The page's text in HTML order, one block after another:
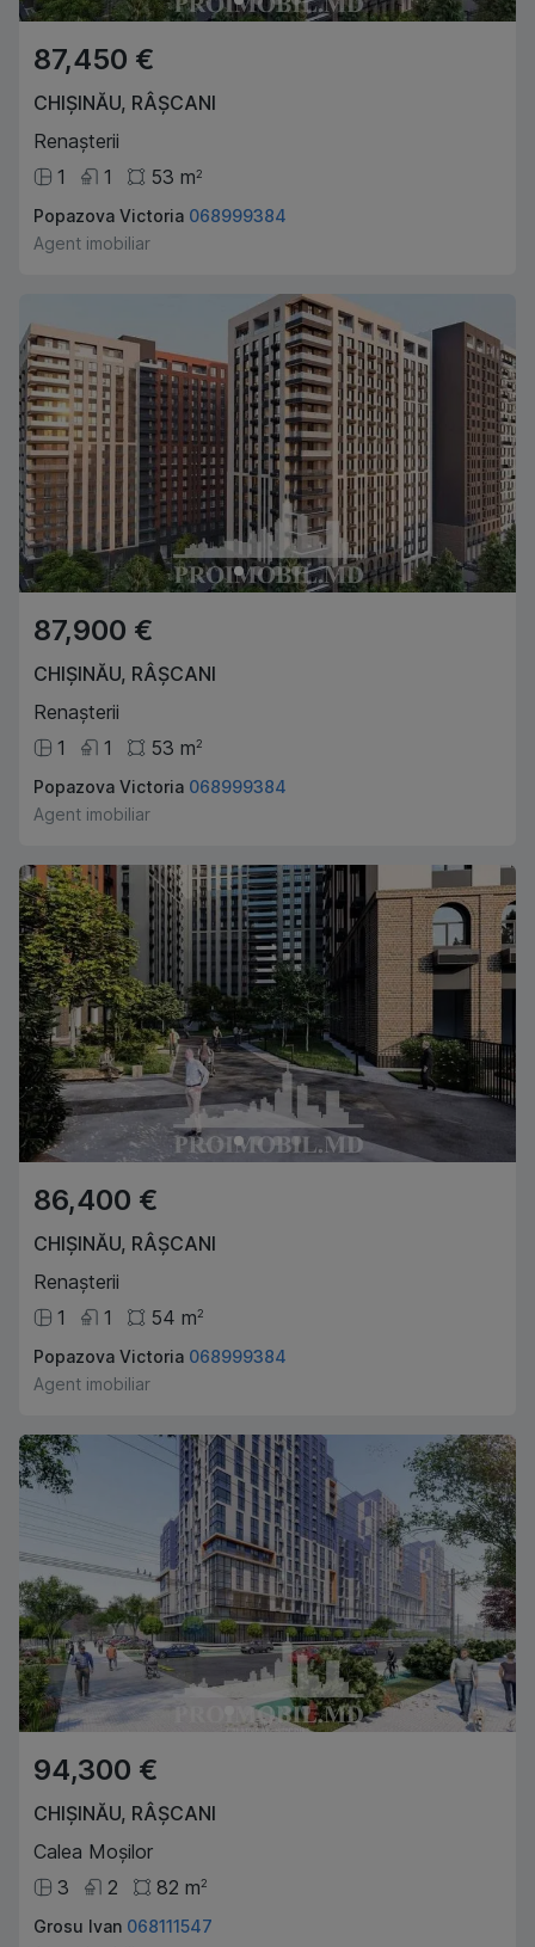
87,450 €
CHIȘINĂU, RÂȘCANI
Renașterii
1
1 53 m2
Popazova Victoria 068999384
Agent imobiliar
87,900 €
CHIȘINĂU, RÂȘCANI
Renașterii
1
1 53 m2
Popazova Victoria 068999384
Agent imobiliar
86,400 €
CHIȘINĂU, RÂȘCANI
Renașterii
1
1 54 m2
Popazova Victoria 068999384
Agent imobiliar
94,300 €
CHIȘINĂU, RÂȘCANI
Calea Moșilor
3
2 82 m2
Grosu Ivan 068111547